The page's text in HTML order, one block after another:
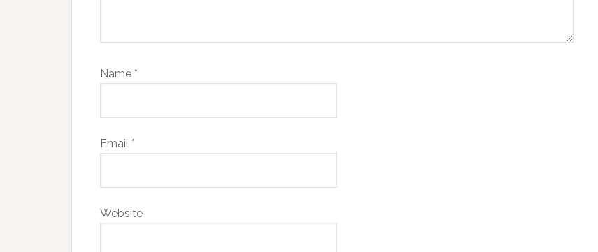
Name *
Email *
Website